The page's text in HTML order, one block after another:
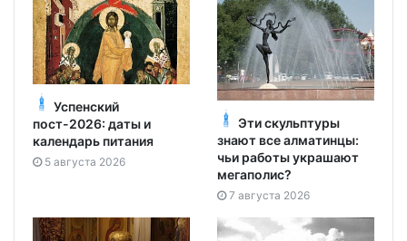
Успенский
пост-2026: даты и
календарь питания
5 августа 2026
Эти скульптуры
знают все алматинцы:
чьи работы украшают
мегаполис?
7 августа 2026